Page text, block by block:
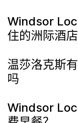
Windsor
住的洲际酒
温莎洛克斯
吗
Windsor